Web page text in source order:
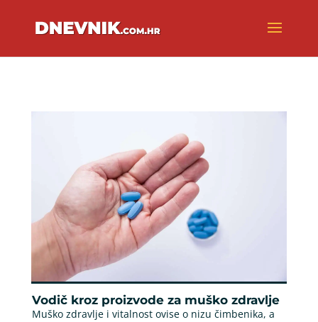
Vodič kroz proizvode za muško zdravlje
Muško zdravlje i vitalnost ovise o nizu čimbenika, a